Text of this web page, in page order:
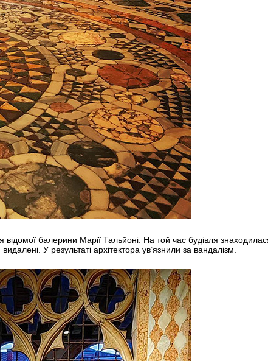
балерини Марії Тальйоні. На той час будівля
У результаті архітектора ув’язнили за вандалізм.